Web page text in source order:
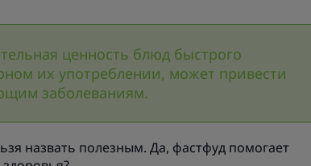
ценность блюд быстрого
их употреблении, может привести
заболеваниям.
назвать полезным. Да, фастфуд помогает